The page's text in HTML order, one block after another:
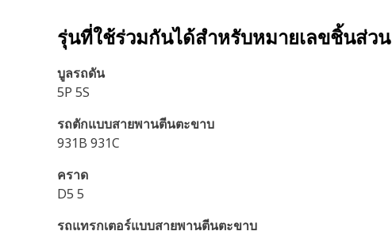
รุ่นที่ใช้ร่วมกันได้สำหรับหมายเลขชิ้นส่วน
บูลรถดัน
5P 5S
รถตักแบบสายพานตีนตะขาบ
931B 931C
คราด
D5 5
รถแทรกเตอร์แบบสายพานตีนตะขาบ